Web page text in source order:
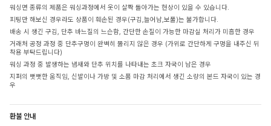
워싱면 종류의 제품은 워싱과정에서 옷이 살짝 돌아가는 현상이 있을 수 있습니다.
피팅만 해보신 경우라도 상품이 훼손된 경우(구김,늘어남,보풀)는 불가합니다.
배송 시 생긴 구김, 단추 바느질의 느슨함, 간단한 손질이 가능한 마감실 처리가 미흡한 경우
거래처 공정 과정 중 단추구멍이 완벽히 뚫리지 않은 경우 (가위로 간단하게 구멍을 내주신 뒤
착용 부탁드립니다)
워싱 과정 중 발생하는 냄새와 단추 위치를 나타내는 초크 자국이 남은 경우
지퍼의 뻣뻣한 움직임, 신발이나 가방 및 소품 마감 처리에서 생긴 소량의 본드 자국이 있는 경
우
환불 안내